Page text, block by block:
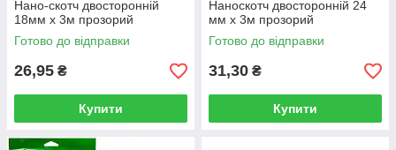
Нано-скотч двосторонній
18мм х 3м прозорий
Готово до відправки
26,95 ₴
Купити
Наноскотч двосторонній 24
мм х 3м прозорий
Готово до відправки
31,30 ₴
Купити